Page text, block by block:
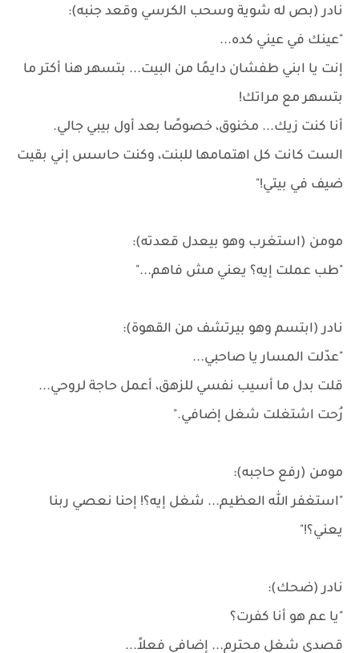
نادر (بص له شوية وسحب الكرسي وقعد جنبه):
"عينك في عيني كده...
إنت يا ابني طفشان دايمًا من البيت... بتسهر هنا أكتر ما
بتسهر مع مراتك!
أنا كنت زيك... مخنوق، خصوصًا بعد أول بيبي جالي.
الست كانت كل اهتمامها للبنت، وكنت حاسس إني بقيت
ضيف في بيتي!"
مومن (استغرب وهو بيعدل قعدته):
"طب عملت إيه؟ يعني مش فاهم..."
نادر (ابتسم وهو بيرتشف من القهوة):
"عدّلت المسار يا صاحبي...
قلت بدل ما أسيب نفسي للزهق، أعمل حاجة لروحي...
رُحت اشتغلت شغل إضافي."
مومن (رفع حاجبه):
"استغفر الله العظيم... شغل إيه؟! إحنا نعصي ربنا
يعني؟!"
نادر (ضحك):
"يا عم هو أنا كفرت؟
قصدي شغل محترم... إضافي فعلاً...